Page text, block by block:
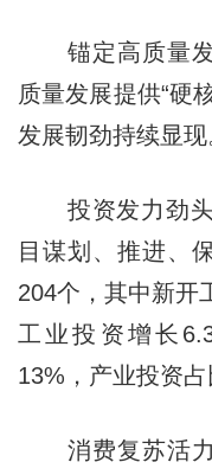
锚定高质量发
质量发展提供“硬
发展韧劲持续显现
投资发力劲头
目谋划、推进、
204个，其中新开
工业投资增长
13%，产业投资占
消费复苏活力